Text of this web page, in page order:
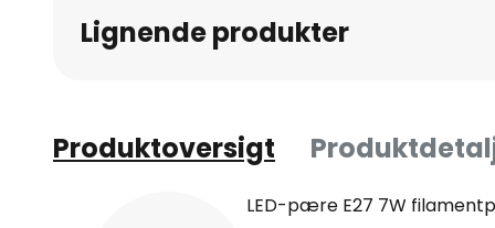
Lignende produkter
Produktoversigt
LED-pære E27 7W